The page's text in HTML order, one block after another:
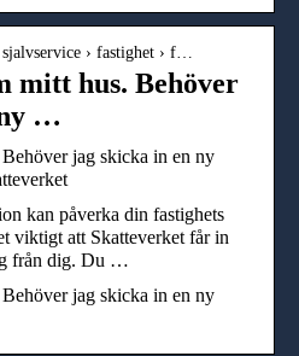
› fastighet › f…
mitt hus. Behöver
…
jag skicka in en ny
kan påverka din fastighets
viktigt att Skatteverket får in
från dig. Du …
jag skicka in en ny